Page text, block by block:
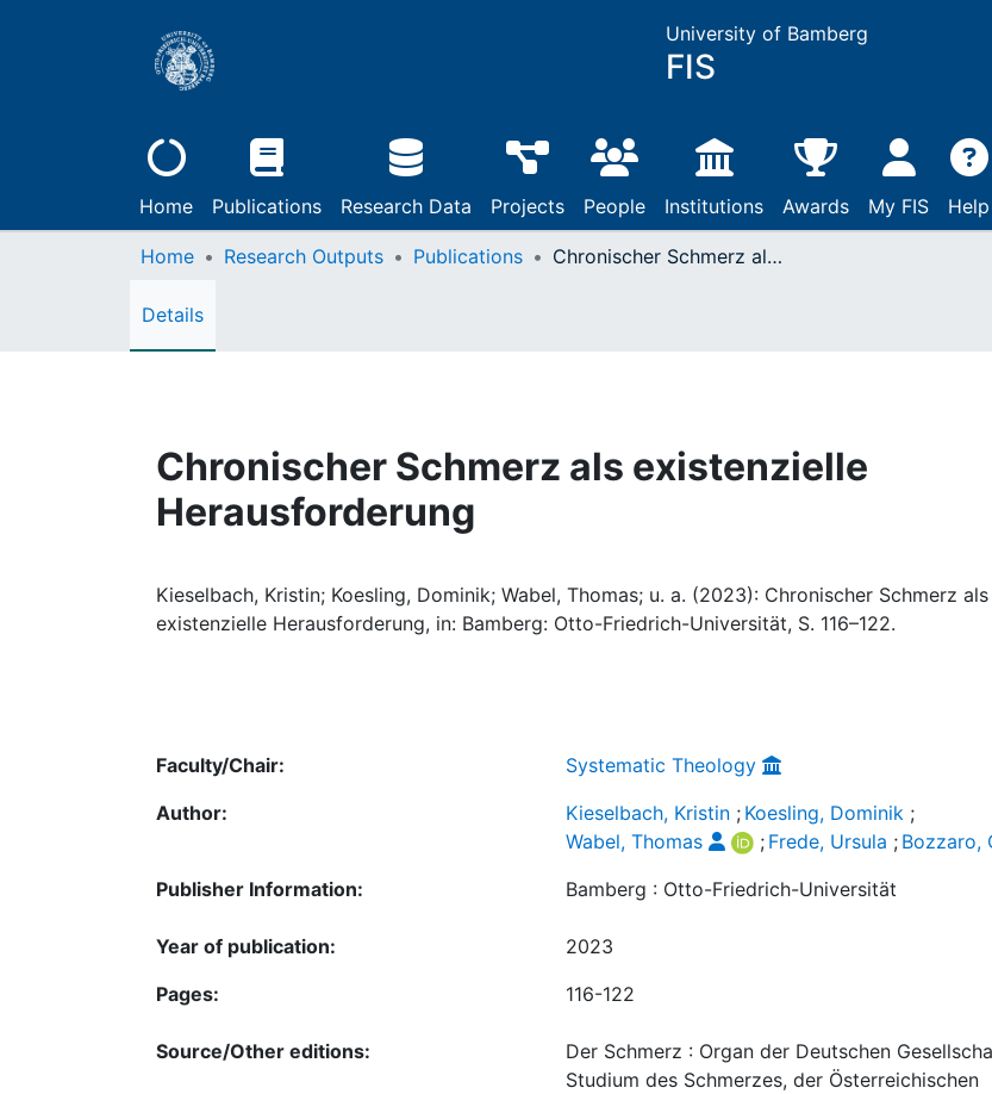
University of Bamberg
FIS
Home Publications Research Data Projects People Institutions Awards My FIS Help
Home Research Outputs Publications Chronischer Schmerz als existenzielle Herausforderung
Details
Chronischer Schmerz als existenzielle
Herausforderung
Kieselbach, Kristin; Koesling, Dominik; Wabel, Thomas; u. a. (2023): Chronischer Schmerz als
existenzielle Herausforderung, in: Bamberg: Otto-Friedrich-Universität, S. 116–122.
Faculty/Chair:
Systematic Theology
Author:
Kieselbach, Kristin ; Koesling, Dominik ;
Wabel, Thomas
; Frede, Ursula ; Bozzaro,
Publisher Information:
Bamberg : Otto-Friedrich-Universität
Year of publication:
2023
Pages:
116-122
Source/Other editions:
Der Schmerz : Organ der Deutschen
Studium des Schmerzes, der Österreichischen